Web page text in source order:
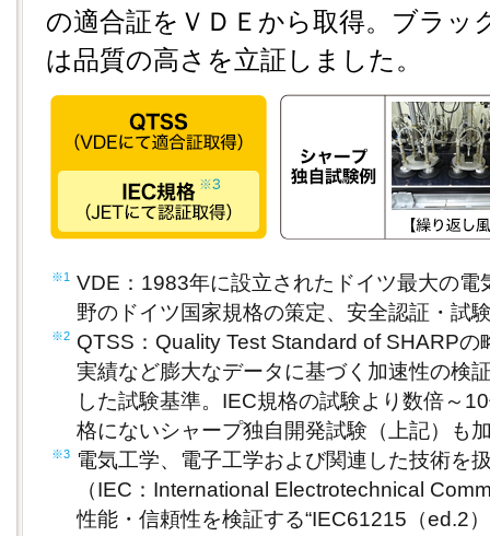
の適合証をＶＤＥから取得。ブラッ
は品質の高さを立証しました。
※1
VDE：1983年に設立されたドイツ最大の電
野のドイツ国家規格の策定、安全認証・試
※2 QTSS：Quality Test Standard of SHARPの
実績など膨大なデータに基づく加速性の検
した試験基準。IEC規格の試験より数倍～
格にないシャープ独自開発試験（上記）も
※3
電気工学、電子工学および関連した技術を
（IEC：International Electrotechnical
性能・信頼性を検証する“IEC61215（ed.2